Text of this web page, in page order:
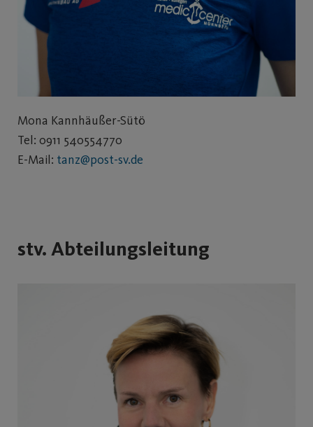
Mona Kannhäußer-Sütö
Tel: 0911 540554770
E-Mail: tanz@post-sv.de
stv. Abteilungsleitung